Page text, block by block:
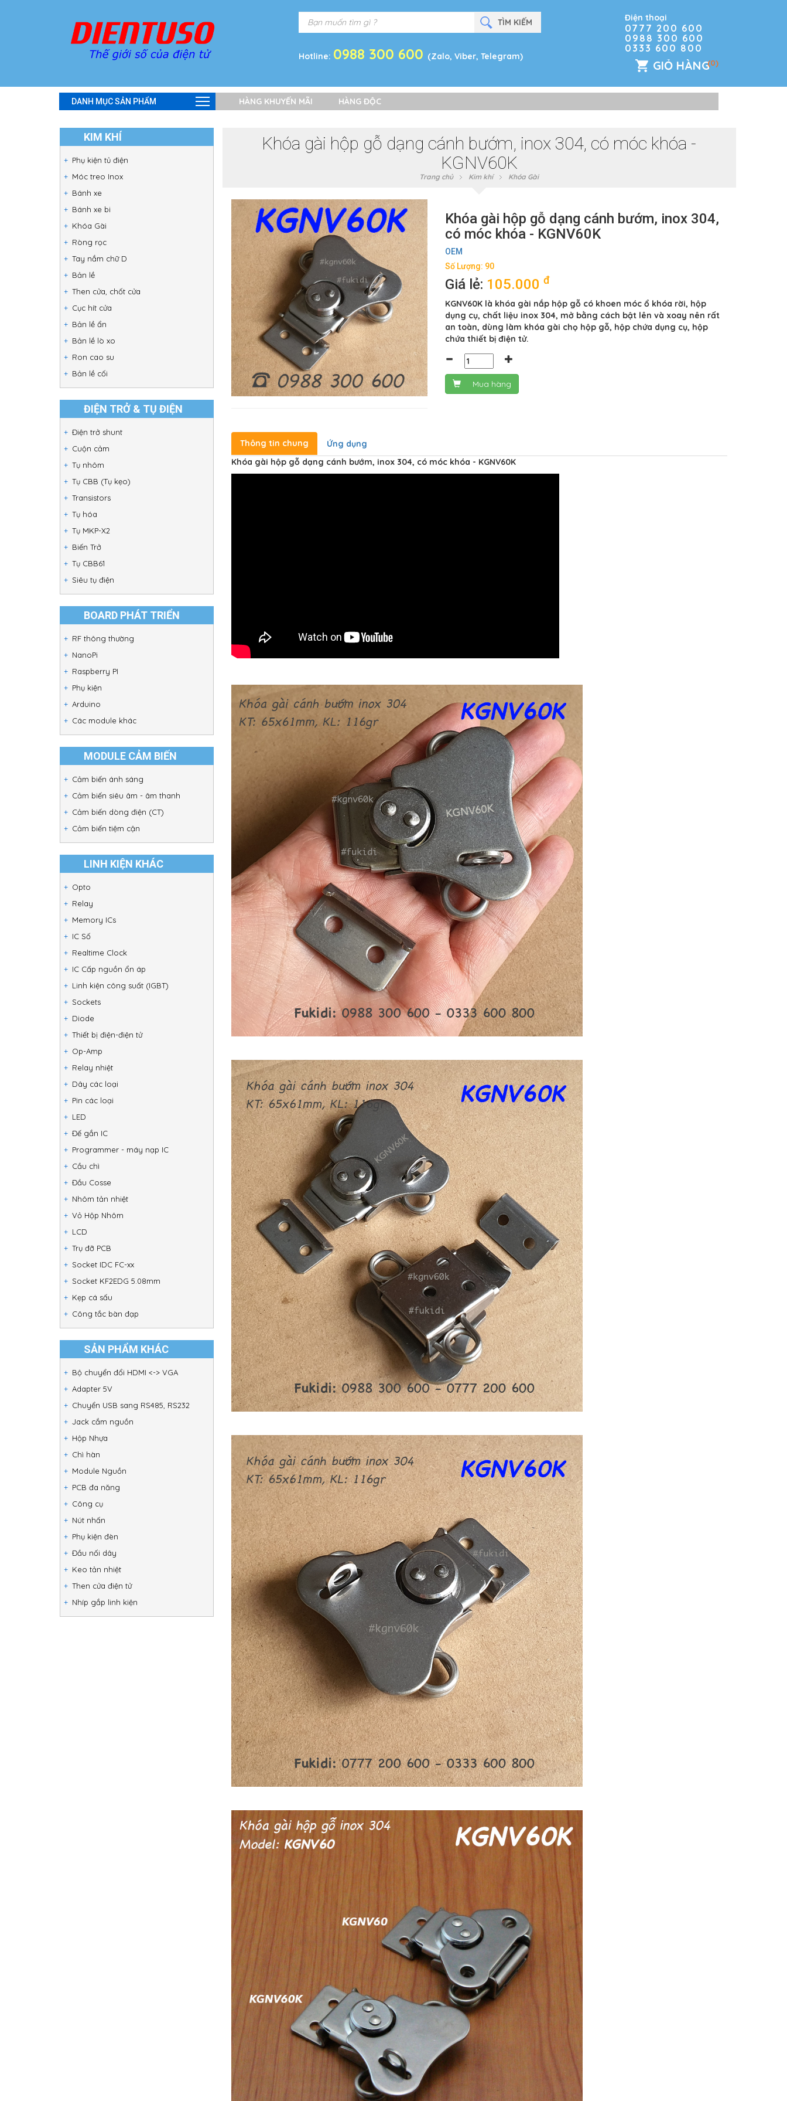
Hotline: 0988 300 600 (Zalo, Viber, Telegram)
Điện thoại
0777 200 600
0988 300 600
0333 600 800
GIỎ HÀNG(0)
DANH MỤC SẢN PHẨM HÀNG KHUYẾN MÃI HÀNG ĐỘC
KIM KHÍ
Phụ kiện tủ điện
Móc treo Inox
Bánh xe
Bánh xe bi
Khóa Gài
Ròng rọc
Tay nắm chữ D
Bản lề
Then cửa, chốt cửa
Cục hít cửa
Bản lề ẩn
Bản lề lò xo
Ron cao su
Bản lề cối
ĐIỆN TRỞ & TỤ ĐIỆN
Điện trở shunt
Cuộn cảm
Tụ nhôm
Tụ CBB (Tụ kẹo)
Transistors
Tụ hóa
Tụ MKP-X2
Biến Trở
Tụ CBB61
Siêu tụ điện
BOARD PHÁT TRIỂN
RF thông thường
NanoPi
Raspberry PI
Phụ kiện
Arduino
Các module khác
MODULE CẢM BIẾN
Cảm biến ánh sáng
Cảm biến siêu âm - âm thanh
Cảm biến dòng điện (CT)
Cảm biến tiệm cận
LINH KIỆN KHÁC
Opto
Relay
Memory ICs
IC Số
Realtime Clock
IC Cấp nguồn ổn áp
Linh kiện công suất (IGBT)
Sockets
Diode
Thiết bị điện-điện tử
Op-Amp
Relay nhiệt
Dây các loại
Pin các loại
LED
Đế gắn IC
Programmer - máy nạp IC
Cầu chì
Đầu Cosse
Nhôm tản nhiệt
Vỏ Hộp Nhôm
LCD
Trụ đỡ PCB
Socket IDC FC-xx
Socket KF2EDG 5.08mm
Kẹp cá sấu
Công tắc bàn đạp
SẢN PHẨM KHÁC
Bộ chuyển đổi HDMI <-> VGA
Adapter 5V
Chuyển USB sang RS485, RS232
Jack cắm nguồn
Hộp Nhựa
Chì hàn
Module Nguồn
PCB đa năng
Công cụ
Nút nhấn
Phụ kiện đèn
Đầu nối dây
Keo tản nhiệt
Then cửa điện tử
Nhíp gắp linh kiện
Khóa gài hộp gỗ dạng cánh bướm, inox 304, có móc khóa -
KGNV60K
Trang chủ Kim khí Khóa Gài
Khóa gài hộp gỗ dạng cánh bướm, inox 304,
có móc khóa - KGNV60K
OEM
Số Lượng: 90
Giá lẻ: 105.000đ
KGNV60K là khóa gài nắp hộp gỗ có khoen móc ổ khóa rời, hộp
dụng cụ, chất liệu inox 304, mở bằng cách bật lên và xoay nên rất
an toàn, dùng làm khóa gài chọ hộp gỗ, hộp chứa dụng cụ, hộp
chứa thiết bị điện tử.
Mua hàng
Thông tin chung
Ứng dụng
Khóa gài hộp gỗ dạng cánh bướm, inox 304, có móc khóa - KGNV60K